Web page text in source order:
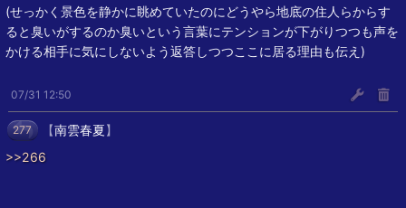
(せっかく景色を静かに眺めていたのにどうやら地底の住人らからす
ると臭いがするのか臭いという言葉にテンションが下がりつつも声を
かける相手に気にしないよう返答しつつここに居る理由も伝え)
07/31 12:50
277 【南雲春夏】
>>266